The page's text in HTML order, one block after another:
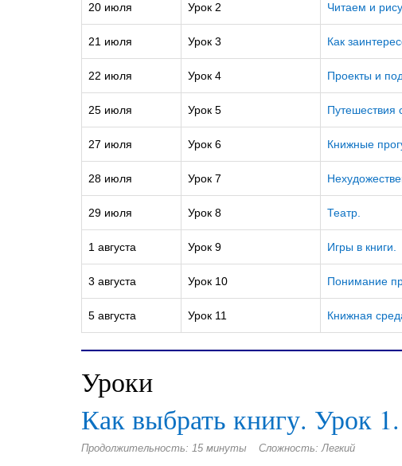
20 июля Урок 2 Читаем и
21 июля Урок 3 Как
22 июля Урок 4 Проекты и
25 июля Урок 5 Путешествия
27 июля Урок 6 Книжные
28 июля Урок 7
29 июля Урок 8 Театр.
1 августа Урок 9 Игры в книги.
3 августа Урок 10 Понимание
5 августа Урок 11 Книжная
Уроки
Как выбрать книгу. Урок 1.
Продолжительность: 15 минуты Сложность: Легкий